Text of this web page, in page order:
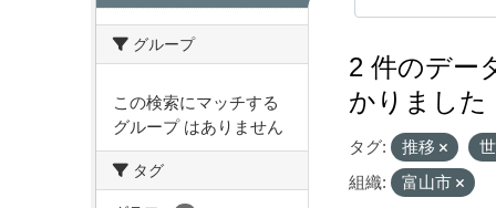
グループ
この検索にマッチする
グループ はありません
タグ
2 件のデー
かりました
タグ: 推移
組織:
富山市